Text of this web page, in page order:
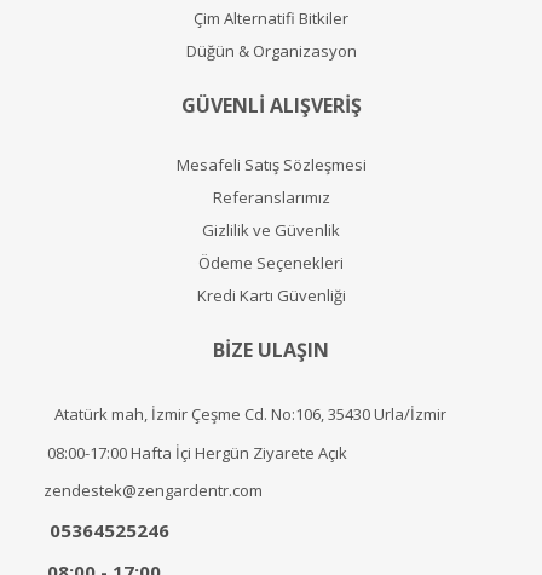
Çim Alternatifi Bitkiler
Düğün & Organizasyon
GÜVENLİ ALIŞVERİŞ
Mesafeli Satış Sözleşmesi
Referanslarımız
Gizlilik ve Güvenlik
Ödeme Seçenekleri
Kredi Kartı Güvenliği
BİZE ULAŞIN
Atatürk mah, İzmir Çeşme Cd. No:106, 35430 Urla/İzmir
08:00-17:00 Hafta İçi Hergün Ziyarete Açık
zendestek@zengardentr.com
05364525246